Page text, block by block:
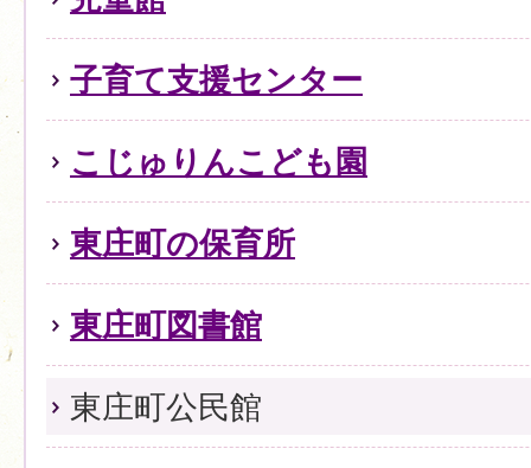
子育て支援センター
こじゅりんこども園
東庄町の保育所
東庄町図書館
東庄町公民館